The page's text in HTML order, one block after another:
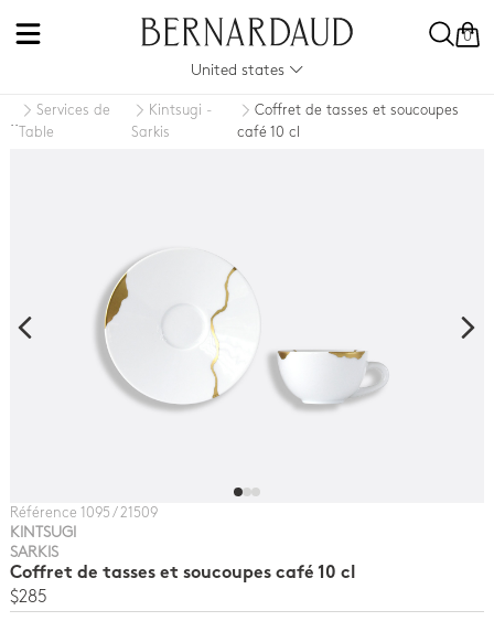
0
United states
..
Services de
Table
Kintsugi -
Sarkis
Coffret de tasses et soucoupes
café 10 cl
Référence 1095 / 21509
KINTSUGI
SARKIS
Coffret de tasses et soucoupes café 10 cl
$285